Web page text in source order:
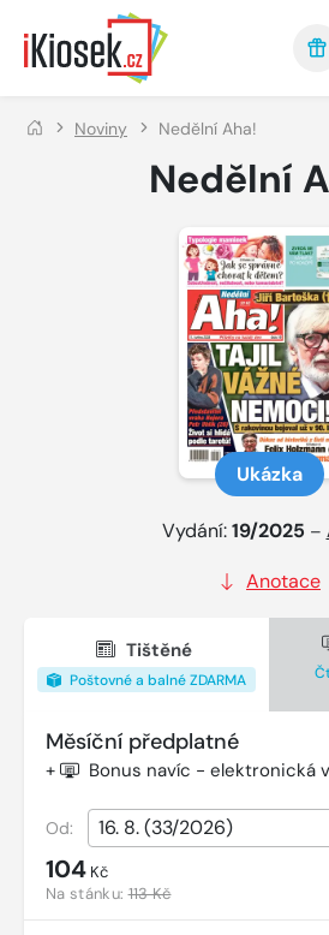
Přejít na hlavní obsah
Noviny Nedělní Aha!
Nedělní
Ukázka
Vydání:19/2025 –
Anotace
Tištěné
Poštovné a balné ZDARMA
Měsíční předplatné
+ Bonus navíc - elektronická
Od:
104 Kč
Na stánku:113 Kč